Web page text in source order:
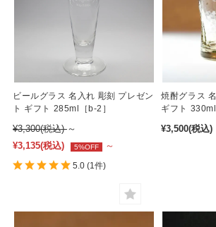
ビールグラス 名入れ 彫刻 プレゼン
ト ギフト 285ml［b-2］
¥3,300(税込) ～
¥3,135(税込) 5%OFF ～
5.0 (1件)
焼酎グラス
ギフト 330ml
¥3,500(税込)